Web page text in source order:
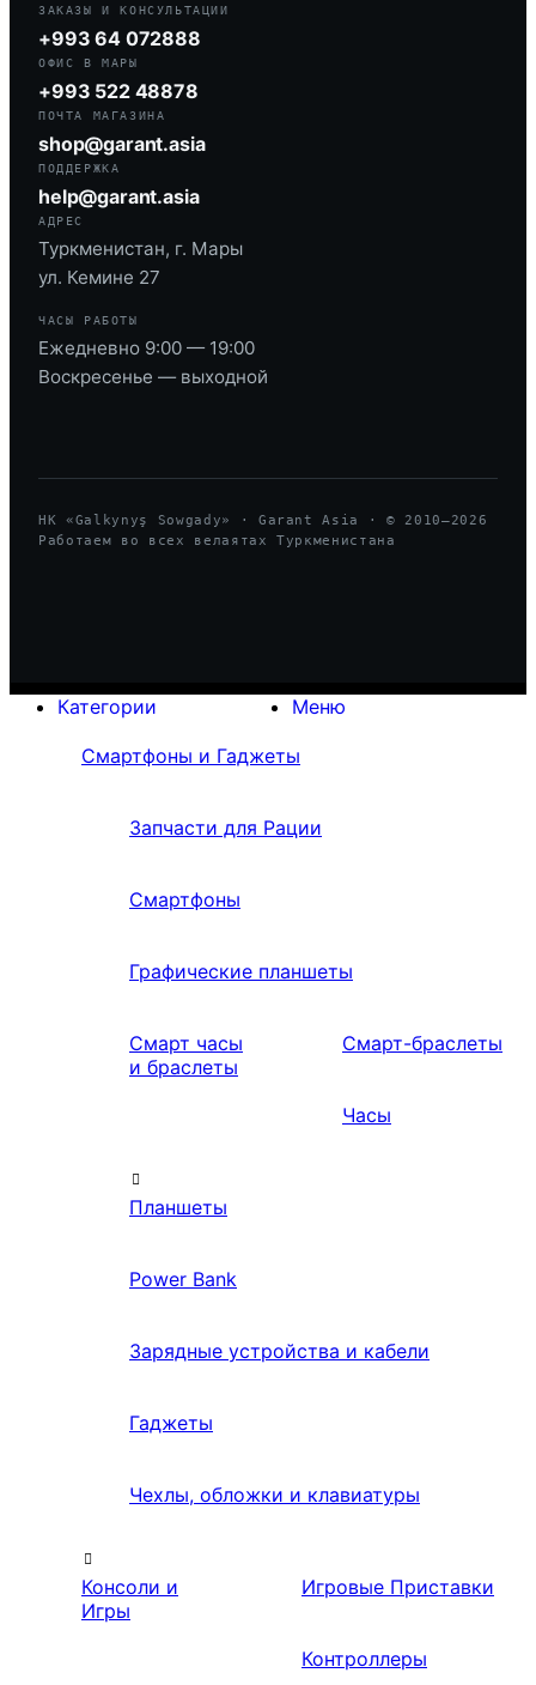
ЗАКАЗЫ И КОНСУЛЬТАЦИИ
+993 64 072888
ОФИС В МАРЫ
+993 522 48878
ПОЧТА МАГАЗИНА
shop@garant.asia
ПОДДЕРЖКА
help@garant.asia
АДРЕС
Туркменистан, г. Мары
ул. Кемине 27
ЧАСЫ РАБОТЫ
Ежедневно 9:00 — 19:00
Воскресенье — выходной
HK «Galkynyş Sowgady» · Garant Asia · © 2010—2026
Работаем во всех велаятах Туркменистана
Меню
Категории
Смартфоны и Гаджеты
Запчасти для Рации
Смартфоны
Графические планшеты
Смарт часы
и браслеты
Смарт-браслеты
Часы
Планшеты
Power Bank
Зарядные устройства и кабели
Гаджеты
Чехлы, обложки и клавиатуры
Консоли и
Игры
Игровые Приставки
Контроллеры